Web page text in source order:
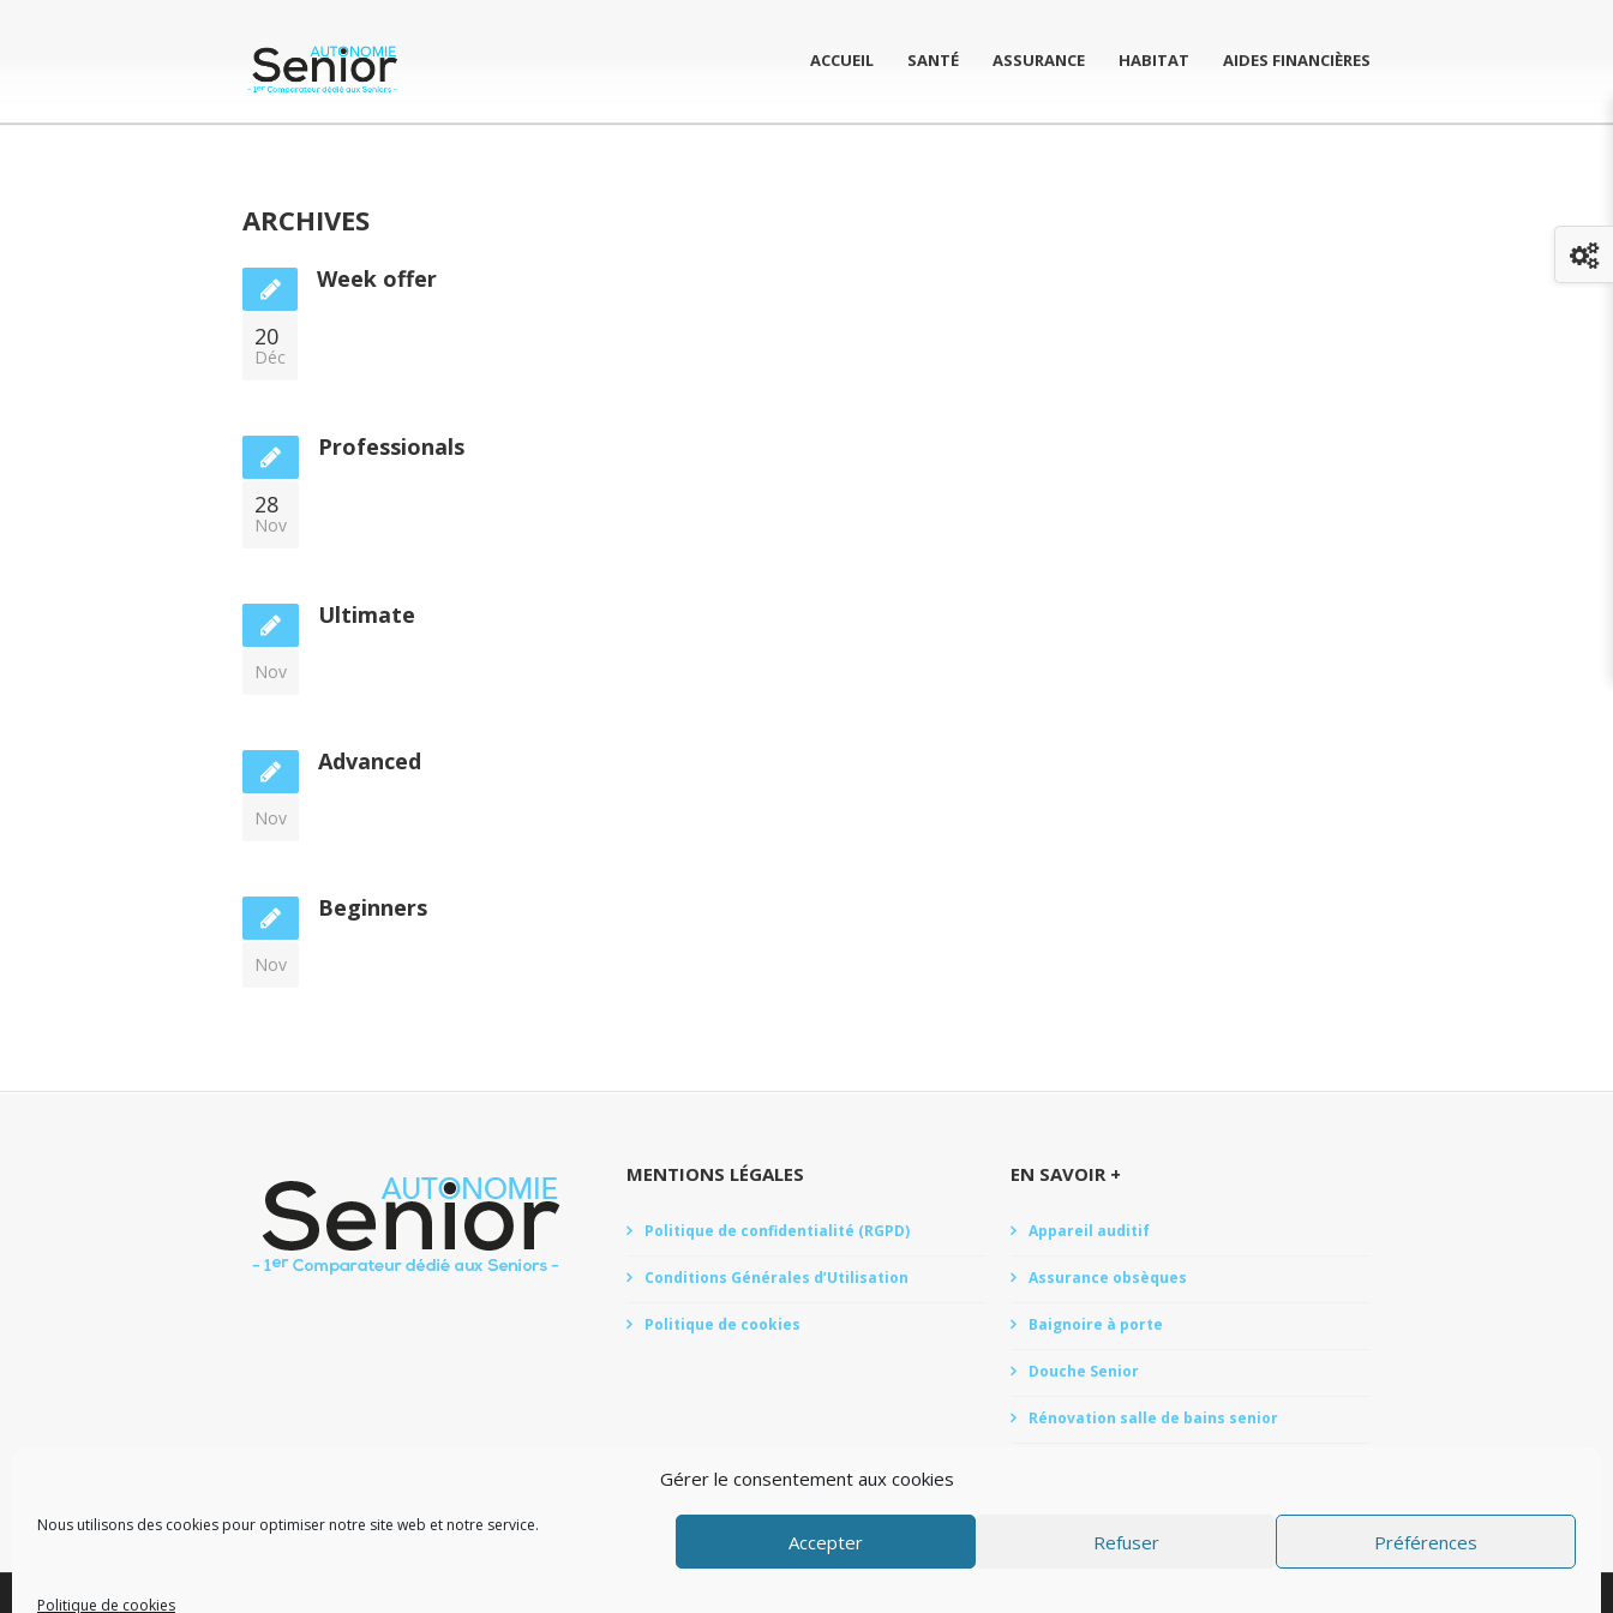
Gérer le consentement aux cookies
Nous utilisons des cookies pour optimiser notre site web et notre service.
Accepter Refuser Préférences
Politique de cookies
ACCUEIL SANTÉ ASSURANCE HABITAT AIDES FINANCIÈRES
ARCHIVES
20
Déc
Week offer
28
Nov
Professionals
Nov
Ultimate
Nov
Advanced
Nov
Beginners
MENTIONS LÉGALES
Politique de confidentialité (RGPD)
Conditions Générales d’Utilisation
Politique de cookies
EN SAVOIR +
Appareil auditif
Assurance obsèques
Baignoire à porte
Douche Senior
Rénovation salle de bains senior